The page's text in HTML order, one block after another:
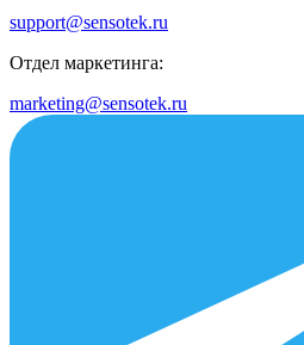
support@sensotek.ru
Отдел маркетинга:
marketing@sensotek.ru